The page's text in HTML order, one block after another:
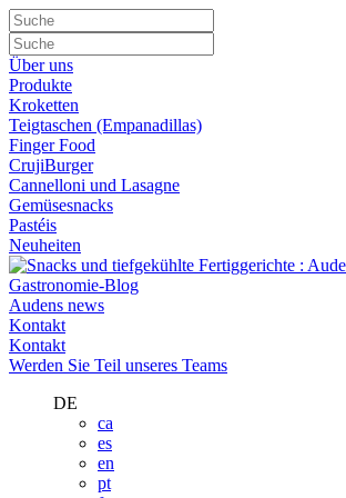
Über uns
Produkte
Kroketten
Teigtaschen (Empanadillas)
Finger Food
CrujiBurger
Cannelloni und Lasagne
Gemüsesnacks
Pastéis
Neuheiten
Gastronomie-Blog
Audens news
Kontakt
Kontakt
Werden Sie Teil unseres Teams
DE
ca
es
en
pt